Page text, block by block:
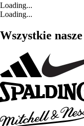
Loading...
Loading...
Wszystkie